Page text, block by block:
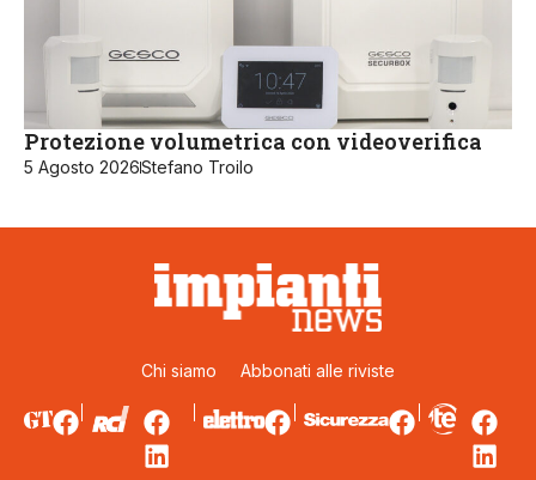
Protezione volumetrica con videoverifica
5 Agosto 2026Stefano Troilo
Chi siamo Abbonati alle riviste